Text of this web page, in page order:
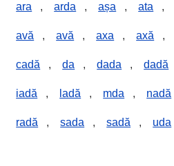
ara , arda , așa , ata ,
avă , avă , axa , axă ,
cadă , da , dada , dadă
iadă , ladă , mda , nadă
radă , sada , sadă , uda